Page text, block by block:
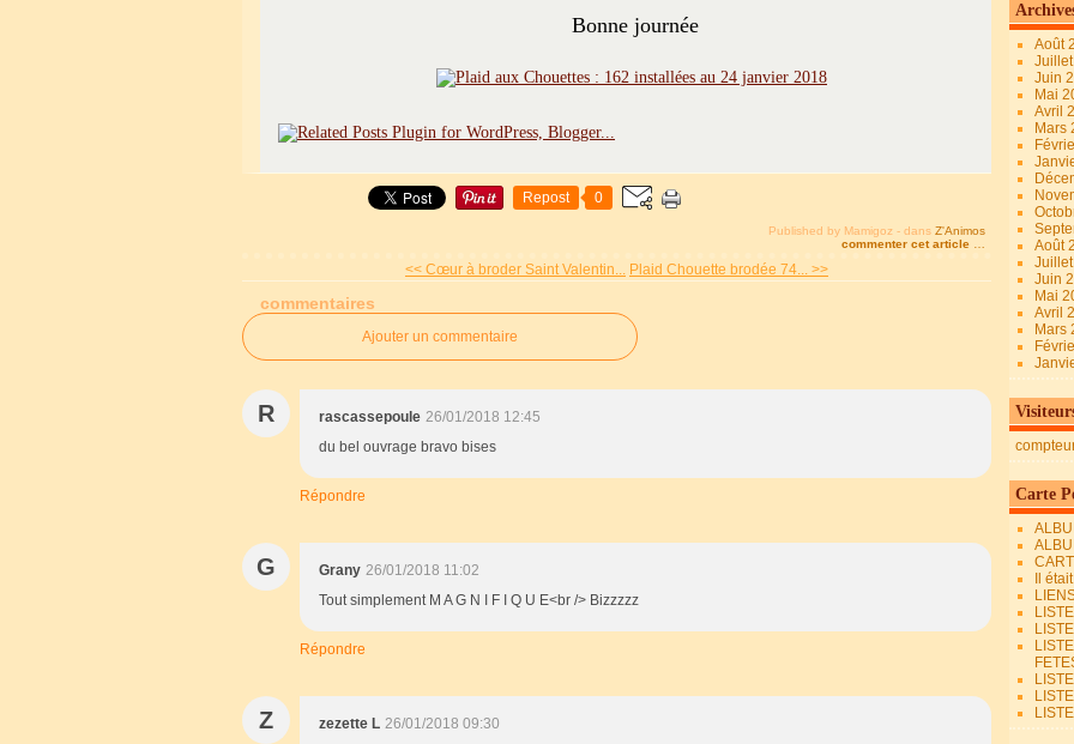
Bonne journée
Repost 0
Published by Mamigoz - dans Z'Animos
commenter cet article
<< Cœur à broder Saint Valentin... Plaid Chouette brodée 74... >>
commentaires
Ajouter un commentaire
R rascassepoule 26/01/2018 12:45
du bel ouvrage bravo bises
Répondre
G Grany 26/01/2018 11:02
Tout simplement M A G N I F I Q U E<br /> Bizzzzz
Répondre
Z zezette L 26/01/2018 09:30
Août
Juin
Mai
Avril
Mars
Août
Juin
Mai
Avril
Mars
Carte
Il